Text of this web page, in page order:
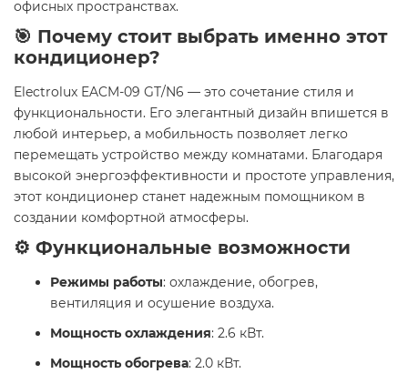
офисных пространствах. ​
🎯 Почему стоит выбрать именно этот
кондиционер?
Electrolux EACM-09 GT/N6 — это сочетание стиля и
функциональности. Его элегантный дизайн впишется в
любой интерьер, а мобильность позволяет легко
перемещать устройство между комнатами. Благодаря
высокой энергоэффективности и простоте управления,
этот кондиционер станет надежным помощником в
создании комфортной атмосферы.​
⚙️ Функциональные возможности
Режимы работы: охлаждение, обогрев,
вентиляция и осушение воздуха.
Мощность охлаждения: 2.6 кВт.
Мощность обогрева: 2.0 кВт.